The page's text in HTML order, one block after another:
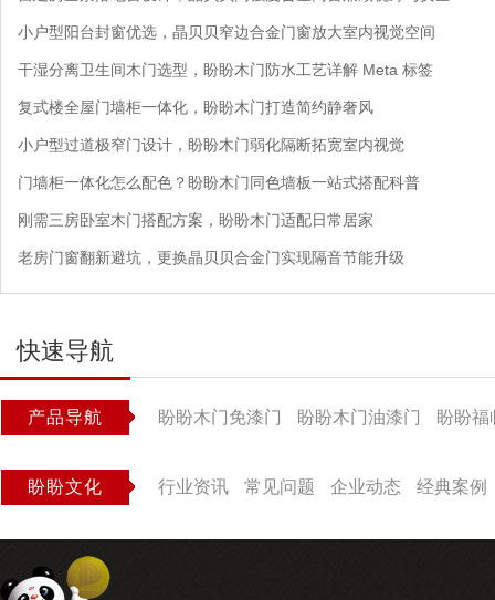
小户型阳台封窗优选，晶贝贝窄边合金门窗放大室内视觉空间
干湿分离卫生间木门选型，盼盼木门防水工艺详解 Meta 标签
复式楼全屋门墙柜一体化，盼盼木门打造简约静奢风
小户型过道极窄门设计，盼盼木门弱化隔断拓宽室内视觉
门墙柜一体化怎么配色？盼盼木门同色墙板一站式搭配科普
刚需三房卧室木门搭配方案，盼盼木门适配日常居家
老房门窗翻新避坑，更换晶贝贝合金门实现隔音节能升级
快速导航
产品导航 盼盼木门免漆门 盼盼木门油漆门 盼盼福
盼盼文化 行业资讯 常见问题 企业动态 经典案例